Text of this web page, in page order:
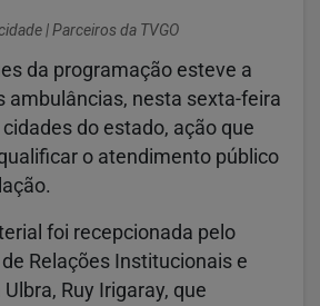
| Parceiros da TVGO
da programação esteve a
ambulâncias, nesta sexta-feira
do estado, ação que
o atendimento público
foi recepcionada pelo
Relações Institucionais e
Ruy Irigaray, que